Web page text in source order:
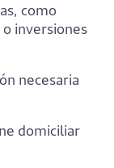
como
inversiones
necesaria
domiciliar